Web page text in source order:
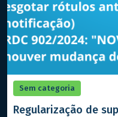
Sem categoria
Regularização de